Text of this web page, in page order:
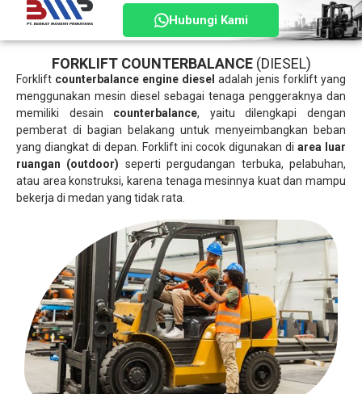
Hubungi Kami
FORKLIFT COUNTERBALANCE(DIESEL)
Forklift counterbalance engine diesel adalah jenis forklift yang
menggunakan mesin diesel sebagai tenaga penggeraknya dan
memiliki desain counterbalance, yaitu dilengkapi dengan
pemberat di bagian belakang untuk menyeimbangkan beban
yang diangkat di depan. Forklift ini cocok digunakan di area luar
ruangan (outdoor) seperti pergudangan terbuka, pelabuhan,
atau area konstruksi, karena tenaga mesinnya kuat dan mampu
bekerja di medan yang tidak rata.